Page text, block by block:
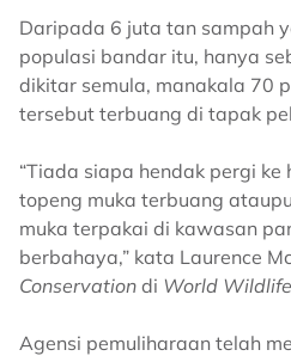
Daripada 6 juta tan sampah
populasi bandar itu, hanya
dikitar semula, manakala 70
tersebut terbuang di tapak
“Tiada siapa hendak pergi ke
topeng muka terbuang
muka terpakai di kawasan
berbahaya,” kata Laurence
Conservation di World
Agensi pemuliharaan telah